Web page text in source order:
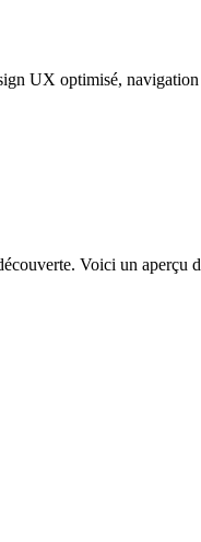
UX optimisé,
Voici un aperçu